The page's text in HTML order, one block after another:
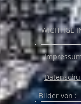
WICHTIGE
Bilder von :